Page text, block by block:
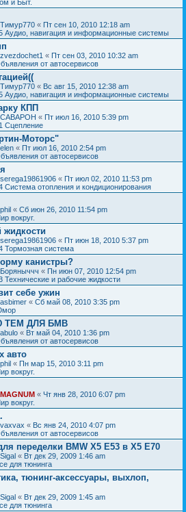
и Быт.
Тимур770 « Пт сен 10, 2010 12:18 am
Аудио, навигация и информационные системы
zvezdochet1 « Пт сен 03, 2010 10:32 am
от автосервисов
Тимур770 « Вс авг 15, 2010 12:38 am
Аудио, навигация и информационные системы
КПП
CABAPOH « Пт июл 16, 2010 5:39 pm
Сцепление
Моторс"
elen « Пт июл 16, 2010 2:54 pm
от автосервисов
serega19861906 « Пт июл 02, 2010 11:53 pm
Система отопления и кондиционирования
phil « Сб июн 26, 2010 11:54 pm
вокруг.
жидкости
serega19861906 « Пт июн 18, 2010 5:37 pm
Тормозная система
канистры?
Боряныччч « Пн июн 07, 2010 12:54 pm
Технические и рабочие жидкости
себе ужин
asbimer « Сб май 08, 2010 3:35 pm
ТЕМ ДЛЯ БМВ
abulo « Вт май 04, 2010 1:36 pm
от автосервисов
авто
phil « Пн мар 15, 2010 3:11 pm
вокруг.
MAGNUM « Чт янв 28, 2010 6:07 pm
вокруг.
vaxvax « Вс янв 24, 2010 4:07 pm
от автосервисов
переделки BMW X5 E53 в X5 E70
Sigal « Вт дек 29, 2009 1:46 am
для тюнинга
тюнинг-аксессуары, выхлоп,
Sigal « Вт дек 29, 2009 1:45 am
для тюнинга